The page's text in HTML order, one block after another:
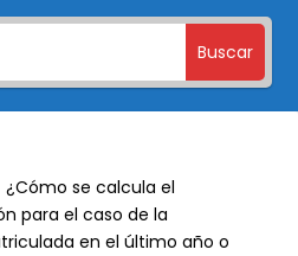
Buscar
¿Cómo se calcula el
para el caso de la
en el último año o